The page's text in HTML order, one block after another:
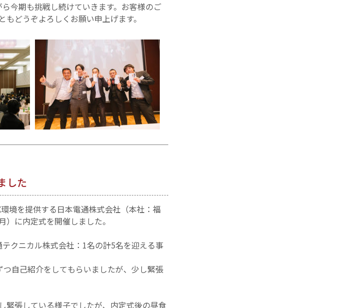
今期も挑戦し続けていきます。お客様のご
どうぞよろしくお願い申上げます。
した
境を提供する日本電通株式会社（本社：福
に内定式を開催しました。
クニカル株式会社：1名の計5名を迎える事
自己紹介をしてもらいましたが、少し緊張
緊張している様子でしたが、内定式後の昼食